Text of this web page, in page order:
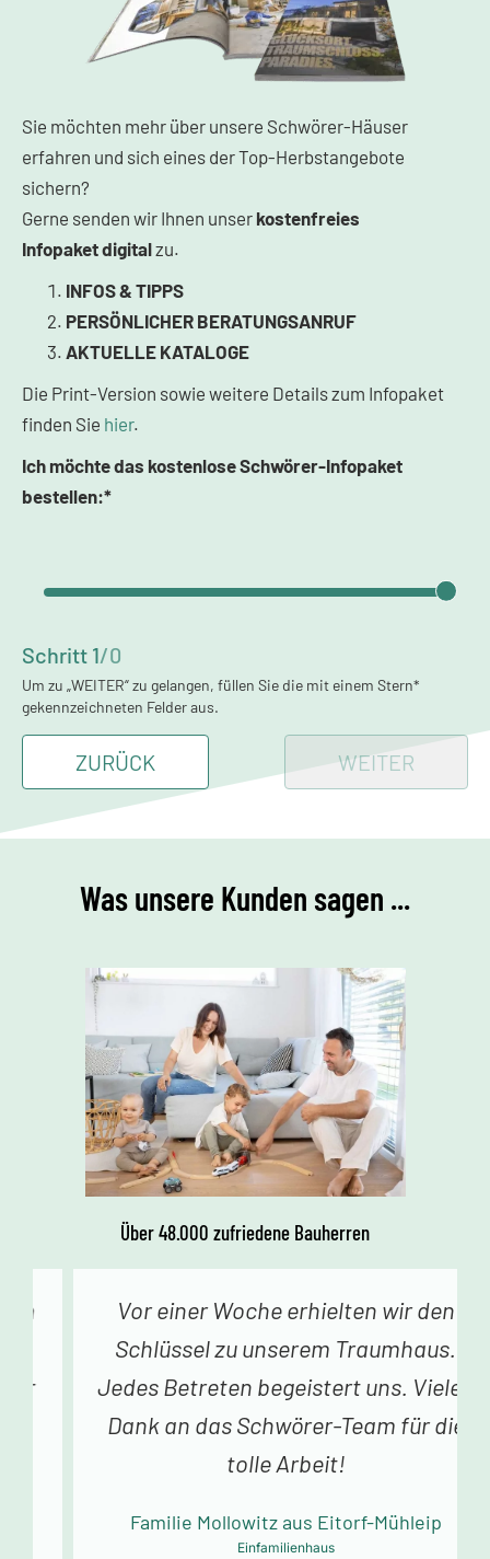
Sie möchten mehr über unsere Schwörer-Häuser
erfahren und sich eines der Top-Herbstangebote
sichern?
Gerne senden wir Ihnen unser kostenfreies
Infopaketdigitalzu.
INFOS & TIPPS
PERSÖNLICHER BERATUNGSANRUF
AKTUELLE KATALOGE
Die Print-Version sowie weitere Details zum Infopaket
finden Sie hier.
Ich möchte das kostenlose Schwörer-Infopaket
bestellen:*
Schritt 1/0
Um zu „WEITER“ zu gelangen, füllen Sie die mit einem Stern*
gekennzeichneten Felder aus.
ZURÜCK WEITER
Was unsere Kunden sagen ...
Über 48.000 zufriedene Bauherren
Vor einer Woche erhielten wir den
Schlüssel zu unserem Traumhaus.
Jedes Betreten begeistert uns. Vielen
Dank an das Schwörer-Team für die
tolle Arbeit!
Familie Mollowitz aus Eitorf-Mühleip
Einfamilienhaus